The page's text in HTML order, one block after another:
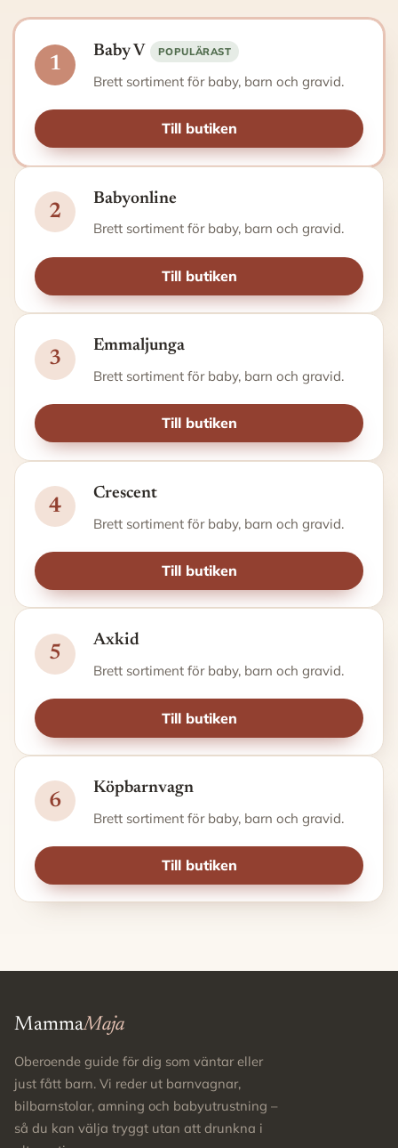
1
Baby V POPULÄRAST
Brett sortiment för baby, barn och gravid.
Till butiken
2
Babyonline
Brett sortiment för baby, barn och gravid.
Till butiken
3
Emmaljunga
Brett sortiment för baby, barn och gravid.
Till butiken
4
Crescent
Brett sortiment för baby, barn och gravid.
Till butiken
5
Axkid
Brett sortiment för baby, barn och gravid.
Till butiken
6
Köpbarnvagn
Brett sortiment för baby, barn och gravid.
Till butiken
MammaMaja
Oberoende guide för dig som väntar eller
just fått barn. Vi reder ut barnvagnar,
bilbarnstolar, amning och babyutrustning –
så du kan välja tryggt utan att drunkna i